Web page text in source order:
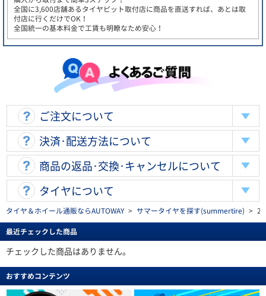
全国に3,600店舗あるタイヤピット取付店に商品を直送すれば、あとは取
付店に行くだけでOK！
全国統一の基本料金で工賃も明瞭なため安心！
ご注文について
決済･配送方法について
商品の返品･交換･キャンセルについて
タイヤについて
タイヤ＆ホイール通販ならAUTOWAY > サマータイヤを探す(summertire) >
最近チェックした商品
チェックした商品はありません。
おすすめコンテンツ